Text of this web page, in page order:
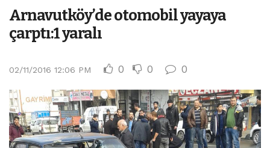
Arnavutköy’de otomobil yayaya
çarptı:1 yaralı
02/11/2016 12:06 PM 0 0 0